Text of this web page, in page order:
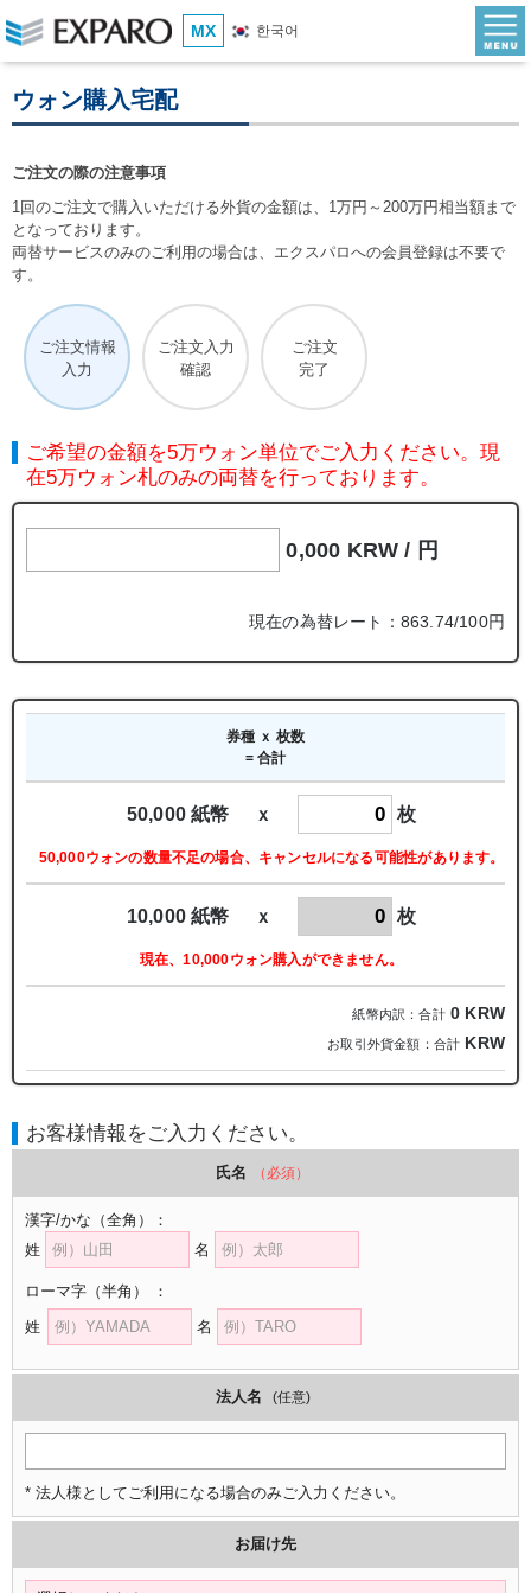
MX 한국어
ウォン購入宅配
ご注文の際の注意事項
1回のご注文で購入いただける外貨の金額は、1万円～200万円相当額まで
となっております。
両替サービスのみのご利用の場合は、エクスパロへの会員登録は不要で
す。
ご注文情報
入力
ご注文入力
確認
ご注文
完了
ご希望の金額を5万ウォン単位でご入力ください。現
在5万ウォン札のみの両替を行っております。
0,000 KRW / 円
現在の為替レート：863.74/100円
券種 ｘ 枚数
= 合計
50,000 紙幣 ｘ 枚
50,000ウォンの数量不足の場合、キャンセルになる可能性があります。
10,000 紙幣 ｘ 枚
現在、10,000ウォン購入ができません。
紙幣内訳：合計 0 KRW
お取引外貨金額：合計 KRW
お客様情報をご入力ください。
氏名 （必須）
漢字/かな （全角）
：
姓
名
ローマ字 （半角）
：
姓
名
法人名 (任意)
* 法人様としてご利用になる場合のみご入力ください。
お届け先